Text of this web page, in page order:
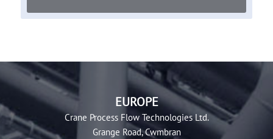
EUROPE
Crane Process Flow Technologies Ltd.
Grange Road, Cwmbran